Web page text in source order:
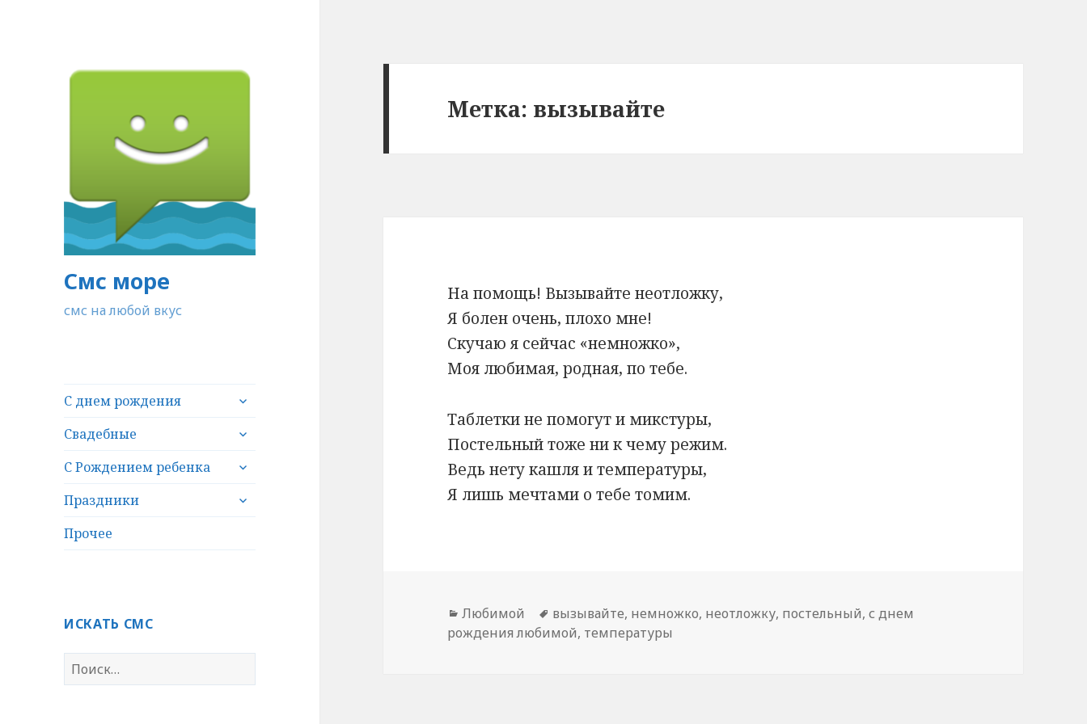
Смс море
смс на любой вкус
С днем рождения
раскрыть
меню
Свадебные
раскрыть
меню
С Рождением ребенка
раскрыть
меню
Праздники
раскрыть
Прочее
ИСКАТЬ СМС
Н
а
Метка: вызывайте
На помощь! Вызывайте неотложку,
Я болен очень, плохо мне!
Скучаю я сейчас «немножко»,
Моя любимая, родная, по тебе.
Таблетки не помогут и микстуры,
Постельный тоже ни к чему режим.
Ведь нету кашля и температуры,
Я лишь мечтами о тебе томим.
Рубрики
Любимой Метки
вызывайте, немножко, неотложку, постельный,с днем
рождения любимой, температуры